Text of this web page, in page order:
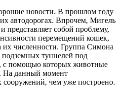
новости. В прошлом году
автодорогах. Впрочем, Мигель
представляет собой проблему,
перемещений кошек,
их численности. Группа Симона
подземных туннелей под
с помощью которых животные
На данный момент
сооружений, чем уже построено.